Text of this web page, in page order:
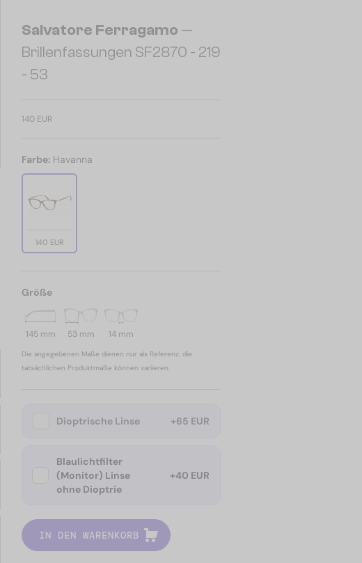
Salvatore Ferragamo —
Brillenfassungen SF2870 - 219
- 53
140 EUR
Farbe: Havanna
140 EUR
Größe
145 mm 53 mm 14 mm
Die angegebenen Maße dienen nur als Referenz; die
tatsächlichen Produktmaße können variieren.
Dioptrische Linse +65 EUR
Blaulichtfilter
(Monitor) Linse
ohne Dioptrie
+40 EUR
IN DEN WARENKORB